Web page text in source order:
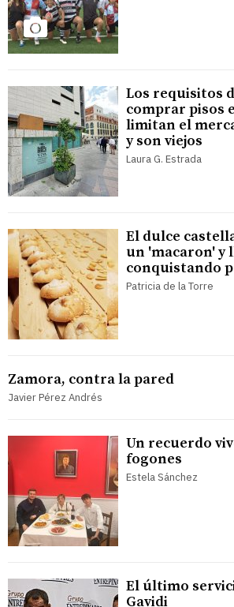
Los requisitos
comprar pisos
limitan el
y son viejos
Laura G. Estrada
El dulce
un 'macaron' y
conquistando
Patricia de la Torre
Zamora, contra la pared
Javier Pérez Andrés
Un recuerdo
fogones
Estela Sánchez
El último
Gavidi